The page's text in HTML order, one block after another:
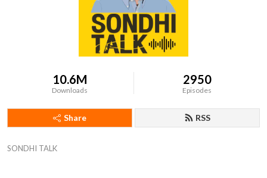
10.6M
Downloads
2950
Episodes
Share RSS
SONDHI TALK